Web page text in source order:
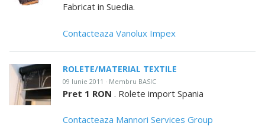
Fabricat in Suedia.
Contacteaza Vanolux Impex
ROLETE/MATERIAL TEXTILE
09 Iunie 2011 · Membru BASIC
Pret 1 RON . Rolete import Spania
Contacteaza Mannori Services Group